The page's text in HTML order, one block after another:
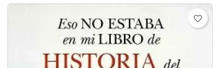
favorite_border